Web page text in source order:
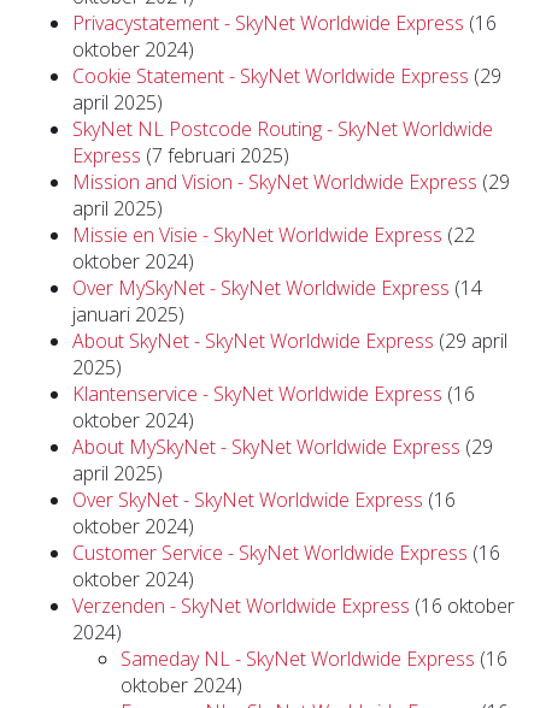
Privacystatement - SkyNet Worldwide Express (16
oktober 2024)
Cookie Statement - SkyNet Worldwide Express (29
april 2025)
SkyNet NL Postcode Routing - SkyNet Worldwide
Express (7 februari 2025)
Mission and Vision - SkyNet Worldwide Express (29
april 2025)
Missie en Visie - SkyNet Worldwide Express (22
oktober 2024)
Over MySkyNet - SkyNet Worldwide Express (14
januari 2025)
About SkyNet - SkyNet Worldwide Express (29 april
2025)
Klantenservice - SkyNet Worldwide Express (16
oktober 2024)
About MySkyNet - SkyNet Worldwide Express (29
april 2025)
Over SkyNet - SkyNet Worldwide Express (16
oktober 2024)
Customer Service - SkyNet Worldwide Express (16
oktober 2024)
Verzenden - SkyNet Worldwide Express (16 oktober
2024)
Sameday NL - SkyNet Worldwide Express (16
oktober 2024)